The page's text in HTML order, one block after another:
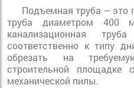
Подъемная труба – это
труба диаметром 400
канализационная
соответственно к типу
обрезать на
строительной
механической пилы.